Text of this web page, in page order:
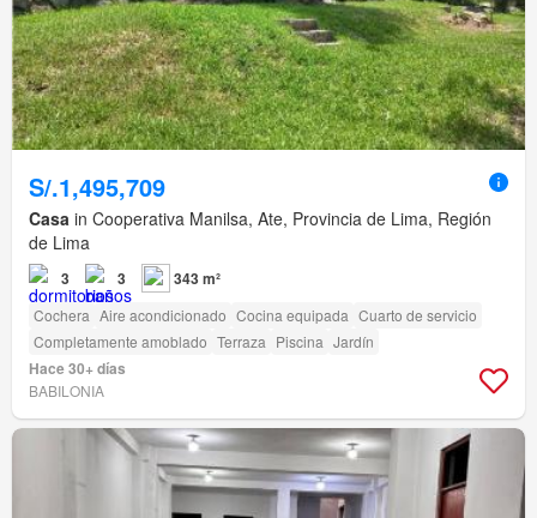
S/.1,495,709
Casa in Cooperativa Manilsa, Ate, Provincia de Lima, Región
de Lima
3 3 343 m²
Cochera Aire acondicionado Cocina equipada Cuarto de servicio
Completamente amoblado Terraza Piscina Jardín
Hace 30+ días
BABILONIA